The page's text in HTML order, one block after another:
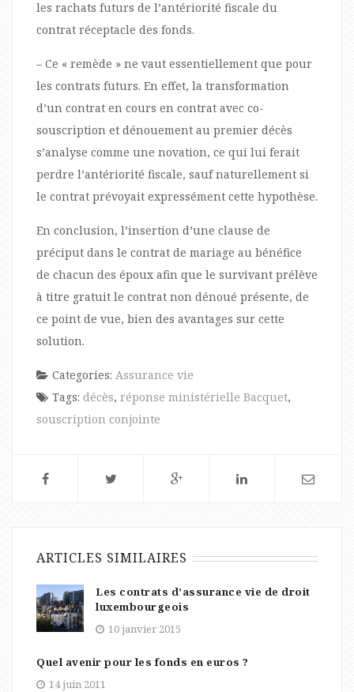
les rachats futurs de l’antériorité fiscale du
contrat réceptacle des fonds.
– Ce « remède » ne vaut essentiellement que pour
les contrats futurs. En effet, la transformation
d’un contrat en cours en contrat avec co-
souscription et dénouement au premier décès
s’analyse comme une novation, ce qui lui ferait
perdre l’antériorité fiscale, sauf naturellement si
le contrat prévoyait expressément cette hypothèse.
En conclusion, l’insertion d’une clause de
préciput dans le contrat de mariage au bénéfice
de chacun des époux afin que le survivant prélève
à titre gratuit le contrat non dénoué présente, de
ce point de vue, bien des avantages sur cette
solution.
Categories: Assurance vie
Tags: décès, réponse ministérielle Bacquet,
souscription conjointe
ARTICLES SIMILAIRES
Les contrats d’assurance vie de droit
luxembourgeois
10 janvier 2015
Quel avenir pour les fonds en euros ?
14 juin 2011